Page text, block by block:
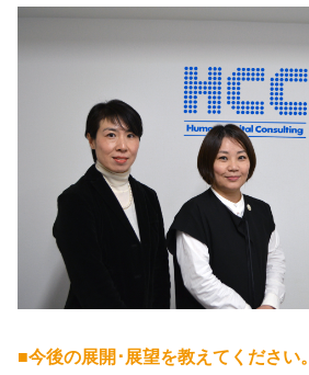
■今後の展開･展望を教えてください。